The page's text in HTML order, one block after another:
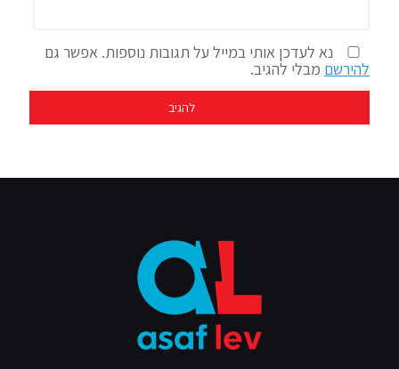
נא לעדכן אותי במייל על תגובות נוספות. אפשר גם
להירשם מבלי להגיב.